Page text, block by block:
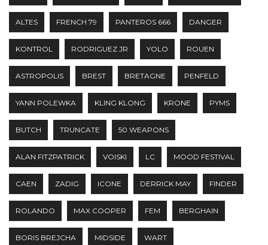
ALTES FRENCH 79 PANTEROS 666 DANGER
KONTROL RODRIGUEZ JR YOLO ROUEN
ASTROPOLIS BREST BRETAGNE PENFELD
YANN POLEWKA KLING KLONG KRONE PYMS
BUTCH TRUNCATE 50 WEAPONS
ALAN FITZPATRICK VOISKI LC MOOD FESTIVAL
CAEN ZADIG ICONE DERRICK MAY FINDER
ROLANDO MAX COOPER FEM BERGHAIN
BORIS BREJCHA MIDSIDE WART